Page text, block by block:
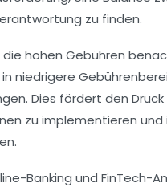
zu finden.
die hohen Gebühren
niedrigere
Dies fördert den
zu implementieren und
Banking und FinTech-